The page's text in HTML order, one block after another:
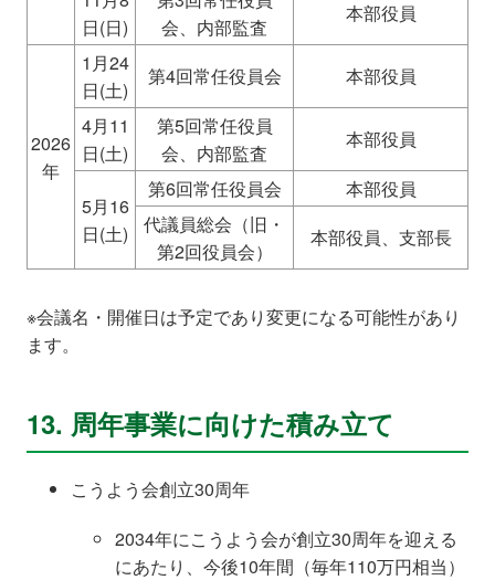
日(日)
会、内部監査
本部役員
2026
年
1月24
日(土)
第4回常任役員会
本部役員
4月11
日(土)
第5回常任役員
会、内部監査
本部役員
5月16
日(土)
第6回常任役員会
本部役員
代議員総会（旧・
第2回役員会）
本部役員、支部長
※会議名・開催日は予定であり変更になる可能性があり
ます。
13. 周年事業に向けた積み立て
こうよう会創立30周年
2034年にこうよう会が創立30周年を迎える
にあたり、今後10年間（毎年110万円相当）